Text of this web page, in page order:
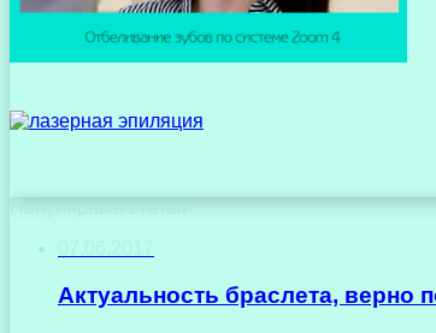
Актуальность браслета, верно